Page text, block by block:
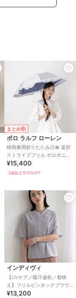
まとめ割
ポロ ラルフ ローレン
晴雨兼用折りたたみ日傘 楽折
ストライプフリル ポロポニー
ワンポイント 遮光 遮熱 UV
¥15,400
3点以上で10%OFF
インディヴィ
【UVケア／吸汗速乾／着映
え】フリルピンタックブラウ
ス
¥13,200